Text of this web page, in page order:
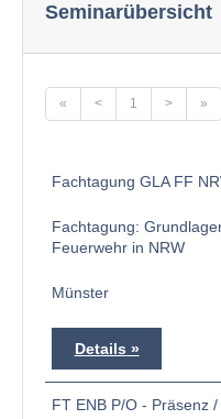
Seminarübersicht
« < 1 > »
Fachtagung GLA FF
Fachtagung:
Feuerwehr in NRW
Münster
Details
FT ENB P/O - Präsenz